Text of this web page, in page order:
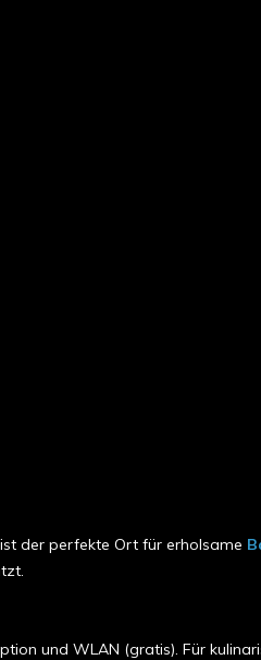
der perfekte Ort für erholsame
und WLAN (gratis). Für